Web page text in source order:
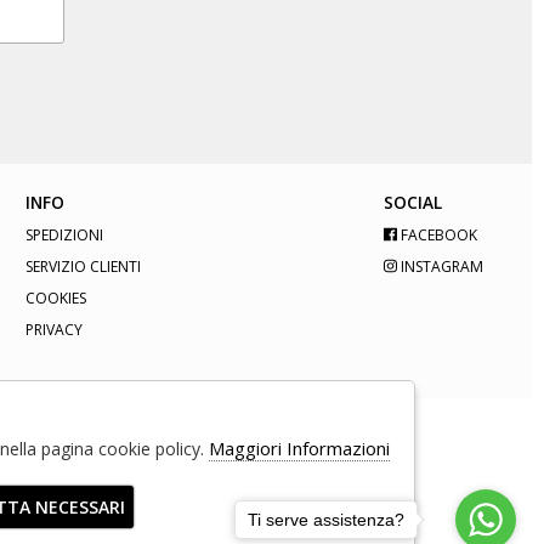
INFO
SPEDIZIONI
SERVIZIO CLIENTI
COOKIES
PRIVACY
SOCIAL
FACEBOOK
INSTAGRAM
pagina cookie policy. Maggiori Informazioni
NECESSARI
Ti serve assistenza?